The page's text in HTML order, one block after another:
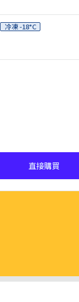
冷凍 -18°C
直接購買